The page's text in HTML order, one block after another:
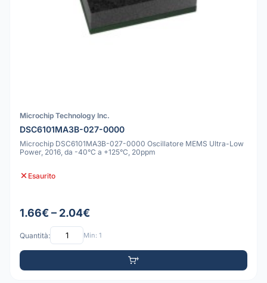
Microchip Technology Inc.
DSC6101MA3B-027-0000
Microchip DSC6101MA3B-027-0000 Oscillatore MEMS Ultra-Low
Power, 2016, da -40°C a +125°C, 20ppm
Esaurito
1.66€ – 2.04€
Quantità: Min: 1